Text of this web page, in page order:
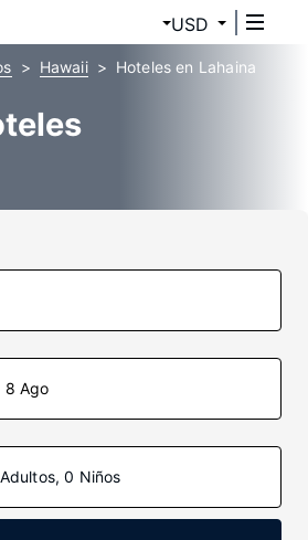
USD
Hawaii Hoteles en Lahaina
8 Ago
0 Niños